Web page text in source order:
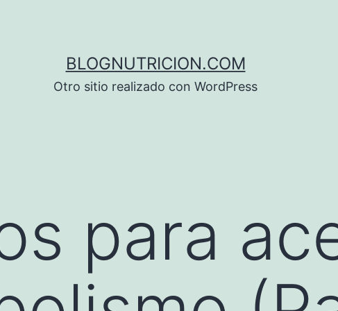
BLOGNUTRICION.COM
Otro sitio realizado con WordPress
para